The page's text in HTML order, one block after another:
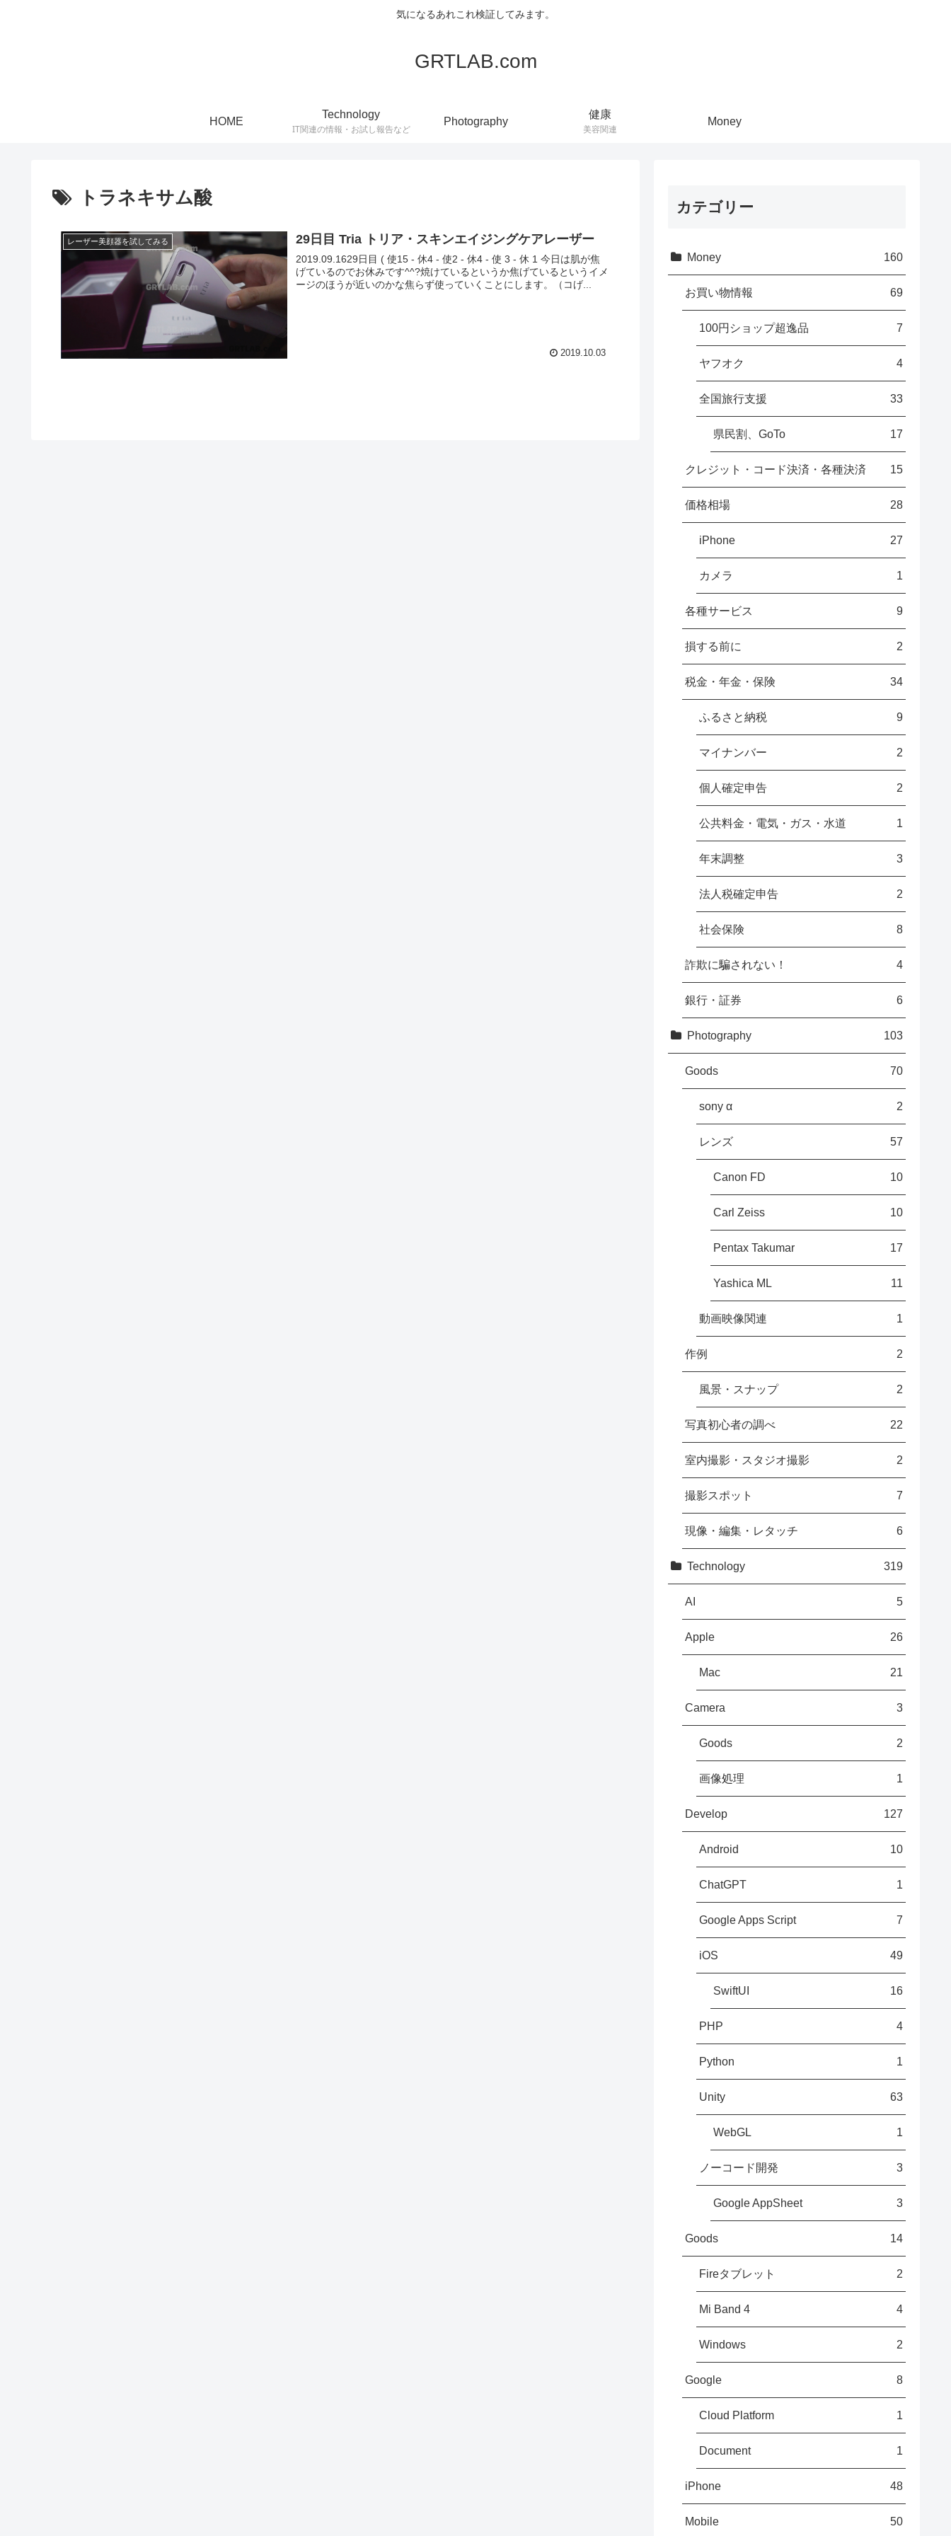
気になるあれこれ検証してみます。
GRTLAB.com
HOME
Technology
IT関連の情報・お試し報告など
Photography
健康
美容関連
Money
トラネキサム酸
レーザー美顔器を試してみる 29日目 Tria トリア・スキンエイジングケアレーザー
2019.09.1629日目 ( 使15 - 休4 - 使2 - 休4 - 使 3 - 休 1 今日は肌が焦
げているのでお休みです^^?焼けているというか焦げているというイメ
ージのほうが近いのかな焦らず使っていくことにします。（コげ...
2019.10.03
カテゴリー
Money 160
お買い物情報 69
100円ショップ超逸品 7
ヤフオク 4
全国旅行支援 33
県民割、GoTo 17
クレジット・コード決済・各種決済 15
価格相場 28
iPhone 27
カメラ 1
各種サービス 9
損する前に 2
税金・年金・保険 34
ふるさと納税 9
マイナンバー 2
個人確定申告 2
公共料金・電気・ガス・水道 1
年末調整 3
法人税確定申告 2
社会保険 8
詐欺に騙されない！ 4
銀行・証券 6
Photography 103
Goods 70
sony α 2
レンズ 57
Canon FD 10
Carl Zeiss 10
Pentax Takumar 17
Yashica ML 11
動画映像関連 1
作例 2
風景・スナップ 2
写真初心者の調べ 22
室内撮影・スタジオ撮影 2
撮影スポット 7
現像・編集・レタッチ 6
Technology 319
AI 5
Apple 26
Mac 21
Camera 3
Goods 2
画像処理 1
Develop 127
Android 10
ChatGPT 1
Google Apps Script 7
iOS 49
SwiftUI 16
PHP 4
Python 1
Unity 63
WebGL 1
ノーコード開発 3
Google AppSheet 3
Goods 14
Fireタブレット 2
Mi Band 4 4
Windows 2
Google 8
Cloud Platform 1
Document 1
iPhone 48
Mobile 50